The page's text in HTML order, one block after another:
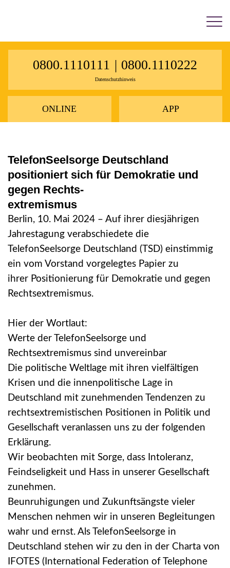
0800.1110111 | 0800.1110222
Datenschutzhinweis
ONLINE APP
TelefonSeelsorge Deutschland
positioniert sich für Demokratie und
gegen Rechts-
extremismus
Berlin, 10. Mai 2024 – Auf ihrer diesjährigen
Jahrestagung verabschiedete die
TelefonSeelsorge Deutschland (TSD) einstimmig
ein vom Vorstand vorgelegtes Papier zu
ihrer Positionierung für Demokratie und gegen
Rechtsextremismus.
Hier der Wortlaut:
Werte der TelefonSeelsorge und
Rechtsextremismus sind unvereinbar
Die politische Weltlage mit ihren vielfältigen
Krisen und die innenpolitische Lage in
Deutschland mit zunehmenden Tendenzen zu
rechtsextremistischen Positionen in Politik und
Gesellschaft veranlassen uns zu der folgenden
Erklärung.
Wir beobachten mit Sorge, dass Intoleranz,
Feindseligkeit und Hass in unserer Gesellschaft
zunehmen.
Beunruhigungen und Zukunftsängste vieler
Menschen nehmen wir in unseren Begleitungen
wahr und ernst. Als TelefonSeelsorge in
Deutschland stehen wir zu den in der Charta von
IFOTES (International Federation of Telephone